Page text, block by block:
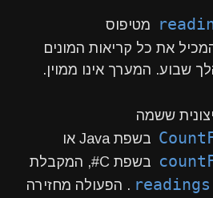
מטיפוס
את כל קריאות המונים
שבוע. המערך אינו ממוין.
ששמה
בשפת Java או
בשפת C#, המקבלת
readings . הפעולה מחזירה